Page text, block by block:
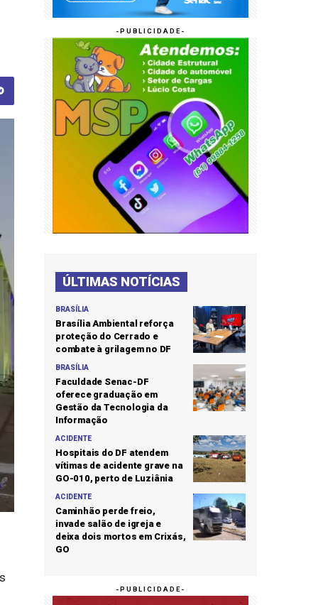
ÚLTIMAS NOTÍCIAS
BRASÍLIA
Brasília Ambiental reforça
proteção do Cerrado e
combate à grilagem no DF
BRASÍLIA
Faculdade Senac-DF
oferece graduação em
Gestão da Tecnologia da
Informação
ACIDENTE
Hospitais do DF atendem
vítimas de acidente grave na
GO-010, perto de Luziânia
ACIDENTE
Caminhão perde freio,
invade salão de igreja e
deixa dois mortos em Crixás,
GO